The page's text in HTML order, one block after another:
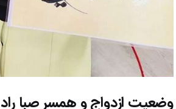
وضعیت ازدواج و همسر صبا راد